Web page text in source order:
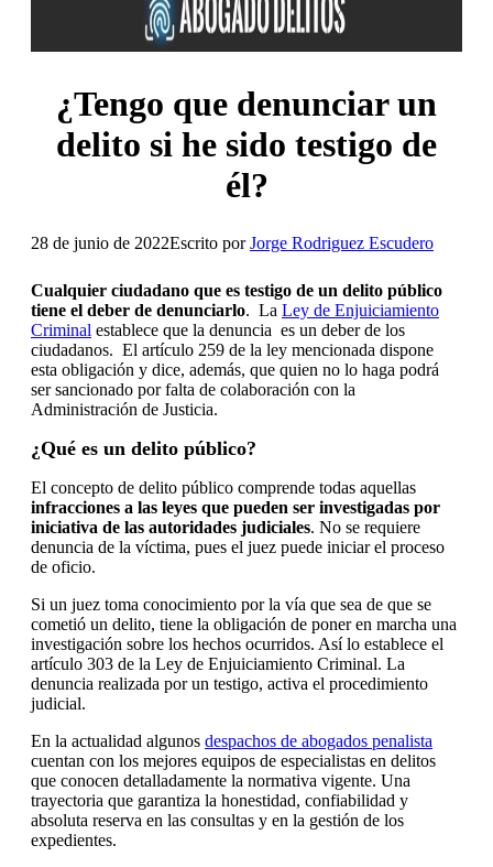
¿Tengo que denunciar un
delito si he sido testigo de
él?
28 de junio de 2022Escrito porJorge Rodriguez Escudero
Cualquier ciudadano que es testigo de un delito público
tiene el deber de denunciarlo. La Ley de Enjuiciamiento
Criminal establece que la denuncia es un deber de los
ciudadanos. El artículo 259 de la ley mencionada dispone
esta obligación y dice, además, que quien no lo haga podrá
ser sancionado por falta de colaboración con la
Administración de Justicia.
¿Qué es un delito público?
El concepto de delito público comprende todas aquellas
infracciones a las leyes que pueden ser investigadas por
iniciativa de las autoridades judiciales. No se requiere
denuncia de la víctima, pues el juez puede iniciar el proceso
de oficio.
Si un juez toma conocimiento por la vía que sea de que se
cometió un delito, tiene la obligación de poner en marcha una
investigación sobre los hechos ocurridos. Así lo establece el
artículo 303 de la Ley de Enjuiciamiento Criminal. La
denuncia realizada por un testigo, activa el procedimiento
judicial.
En la actualidad algunos despachos de abogados penalista
cuentan con los mejores equipos de especialistas en delitos
que conocen detalladamente la normativa vigente. Una
trayectoria que garantiza la honestidad, confiabilidad y
absoluta reserva en las consultas y en la gestión de los
expedientes.